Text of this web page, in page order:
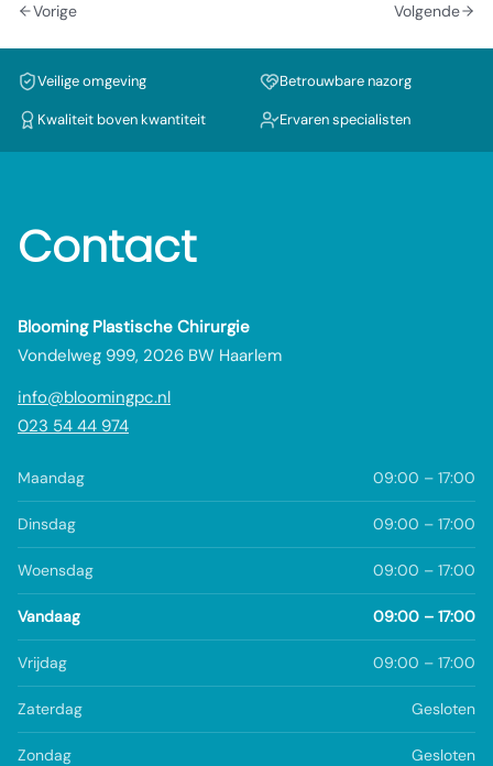
Vorige Volgende
Veilige omgeving Betrouwbare nazorg
Kwaliteit boven kwantiteit Ervaren specialisten
Contact
Blooming Plastische Chirurgie
Vondelweg 999, 2026 BW Haarlem
info@bloomingpc.nl
023 54 44 974
Maandag 09:00 – 17:00
Dinsdag 09:00 – 17:00
Woensdag 09:00 – 17:00
Vandaag 09:00 – 17:00
Vrijdag 09:00 – 17:00
Zaterdag Gesloten
Zondag Gesloten